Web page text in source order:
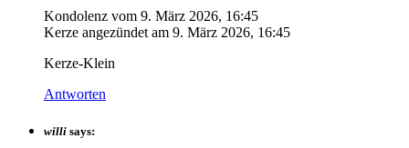
Kondolenz vom 9. März 2026, 16:45
Kerze angezündet am 9. März 2026, 16:45
Kerze-Klein
Antworten
willi says: